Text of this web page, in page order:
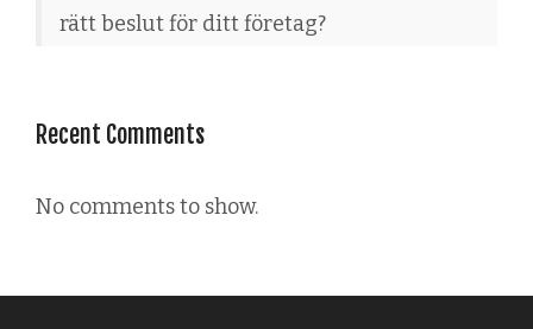
rätt beslut för ditt företag?
Recent Comments
No comments to show.